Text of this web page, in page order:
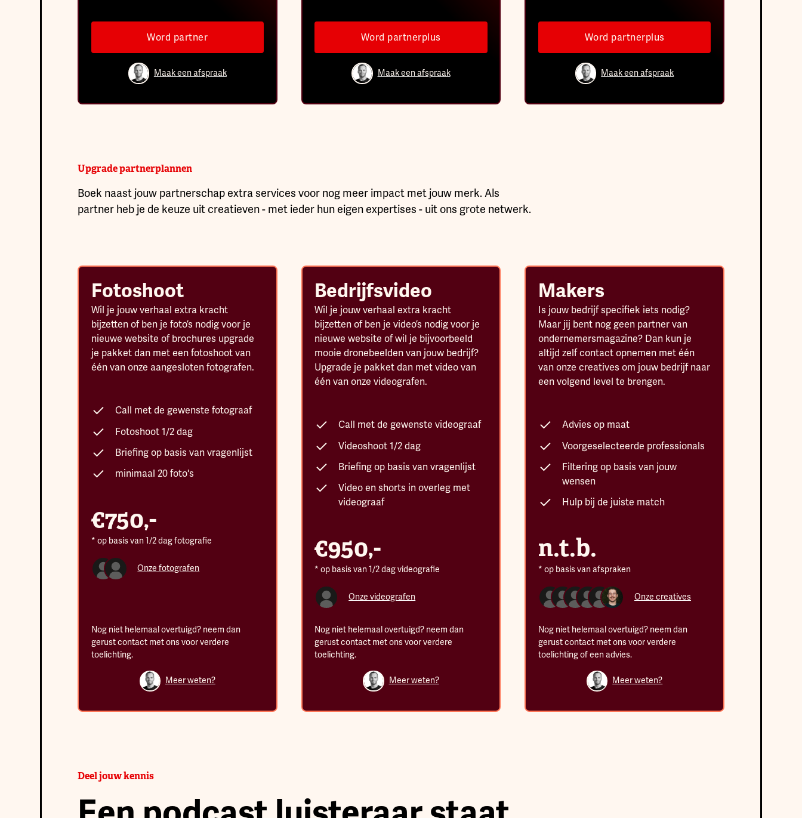
Word partner
Maak een afspraak
Word partnerplus
Maak een afspraak
Word partnerplus
Maak een afspraak
Upgrade partnerplannen
Boek naast jouw partnerschap extra services voor nog meer impact met jouw merk. Als
partner heb je de keuze uit creatieven - met ieder hun eigen expertises - uit ons grote netwerk.
Fotoshoot
Wil je jouw verhaal extra kracht
bijzetten of ben je foto’s nodig voor je
nieuwe website of brochures upgrade
je pakket dan met een fotoshoot van
één van onze aangesloten fotografen.
Call met de gewenste fotograaf
Fotoshoot 1/2 dag
Briefing op basis van vragenlijst
minimaal 20 foto's
€750,-
* op basis van 1/2 dag fotografie
Onze fotografen
Nog niet helemaal overtuigd? neem dan
gerust contact met ons voor verdere
toelichting.
Meer weten?
Bedrijfsvideo
Wil je jouw verhaal extra kracht
bijzetten of ben je video’s nodig voor je
nieuwe website of wil je bijvoorbeeld
mooie dronebeelden van jouw bedrijf?
Upgrade je pakket dan met video van
één van onze videografen.
Call met de gewenste videograaf
Videoshoot 1/2 dag
Briefing op basis van vragenlijst
Video en shorts in overleg met
videograaf
€950,-
* op basis van 1/2 dag videografie
Onze videografen
Nog niet helemaal overtuigd? neem dan
gerust contact met ons voor verdere
toelichting.
Meer weten?
Makers
Is jouw bedrijf specifiek iets nodig?
Maar jij bent nog geen partner van
ondernemersmagazine? Dan kun je
altijd zelf contact opnemen met één
van onze creatives om jouw bedrijf naar
een volgend level te brengen.
Advies op maat
Voorgeselecteerde professionals
Filtering op basis van jouw
wensen
Hulp bij de juiste match
n.t.b.
* op basis van afspraken
Onze creatives
Nog niet helemaal overtuigd? neem dan
gerust contact met ons voor verdere
toelichting of een advies.
Meer weten?
Deel jouw kennis